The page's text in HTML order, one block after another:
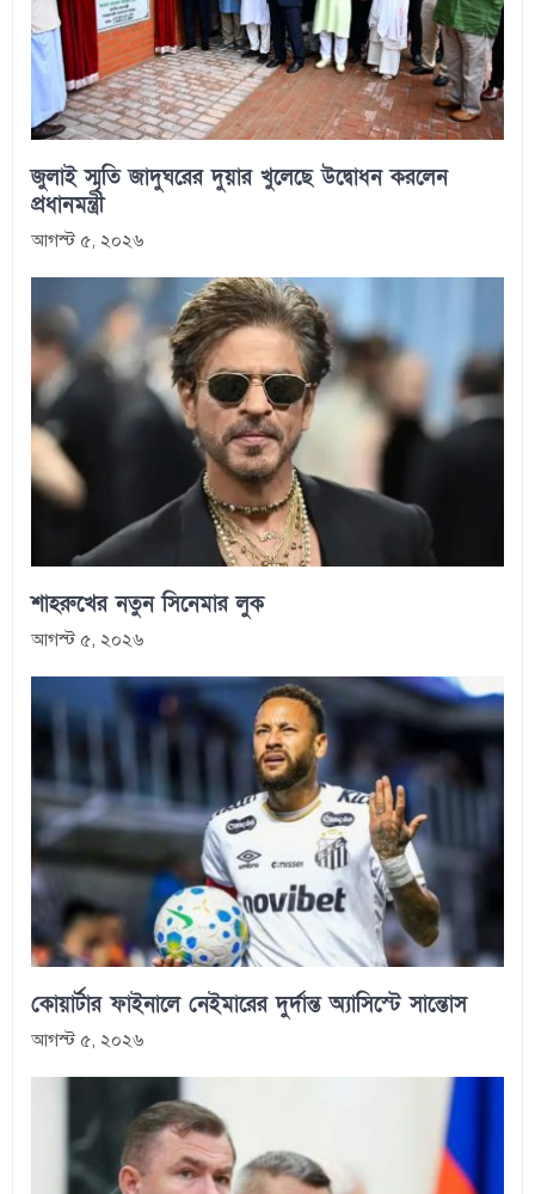
জুলাই স্মৃতি জাদুঘরের দুয়ার খুলেছে উদ্বোধন করলেন
প্রধানমন্ত্রী
আগস্ট ৫, ২০২৬
শাহরুখের নতুন সিনেমার লুক
আগস্ট ৫, ২০২৬
কোয়ার্টার ফাইনালে নেইমারের দুর্দান্ত অ্যাসিস্টে সান্তোস
আগস্ট ৫, ২০২৬